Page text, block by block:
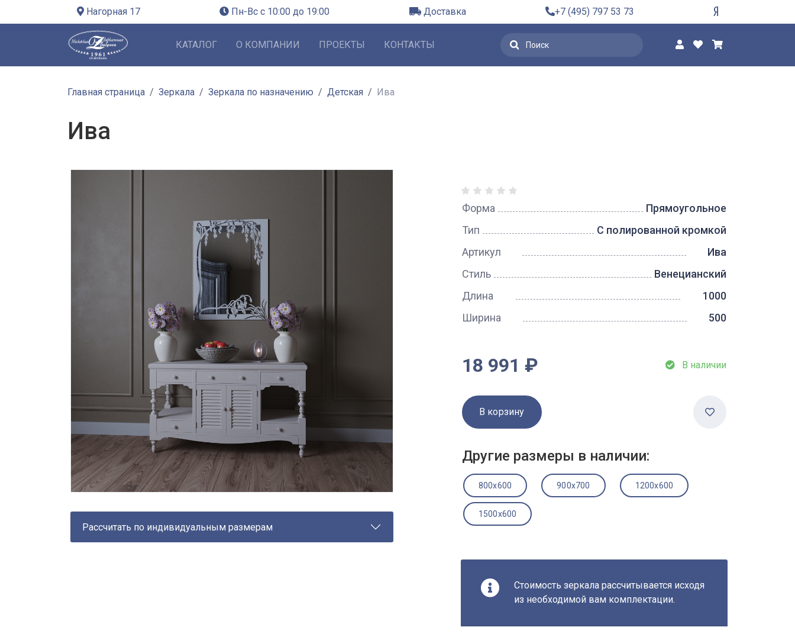
Нагорная 17 Пн-Вс с 10:00 до 19:00 Доставка +7 (495) 797 53 73
КАТАЛОГ О КОМПАНИИ ПРОЕКТЫ КОНТАКТЫ
Главная страница Зеркала Зеркала по назначению Детская Ива
Ива
Рассчитать по индивидуальным размерам
Форма
Прямоугольное
Тип
С полированной кромкой
Артикул
Ива
Стиль
Венецианский
Длина
1000
Ширина
500
18 991 ₽ В наличии
В корзину
Другие размеры в наличии:
800x600 900x700 1200x600
1500x600
Стоимость зеркала рассчитывается исходя
из необходимой вам комплектации.